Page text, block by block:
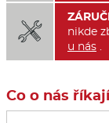

nikde
u nás
Co o nás